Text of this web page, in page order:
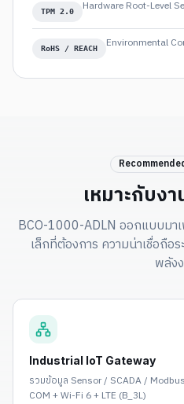
TPM 2.0 Hardware Root-Level
RoHS / REACH Environmental
เหมาะกับงา
BCO-1000-ADLN ออกแบบม
เล็กที่ต้องการ ความน่าเชื่อถื
พลัง
Industrial IoT Gateway
รวมข้อมูล Sensor / SCADA /
COM + Wi-Fi 6 + LTE (B_3L)